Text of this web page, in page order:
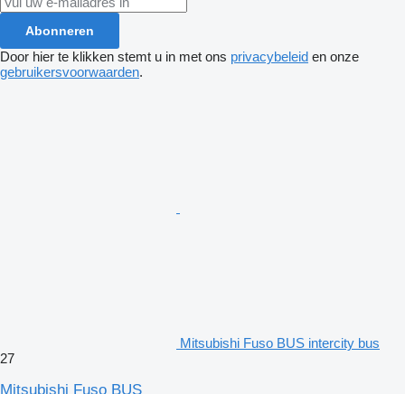
Abonneren
Door hier te klikken stemt u in met ons privacybeleid en onze
gebruikersvoorwaarden.
Mitsubishi Fuso BUS intercity bus
27
Mitsubishi Fuso BUS